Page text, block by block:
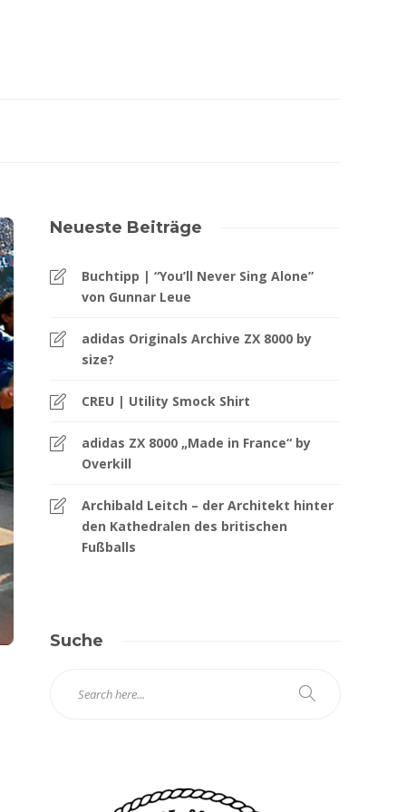
Neueste Beiträge
Buchtipp | “You’ll Never Sing Alone”
von Gunnar Leue
adidas Originals Archive ZX 8000 by
size?
CREU | Utility Smock Shirt
adidas ZX 8000 „Made in France“ by
Overkill
Archibald Leitch – der Architekt hinter
den Kathedralen des britischen
Fußballs
Suche